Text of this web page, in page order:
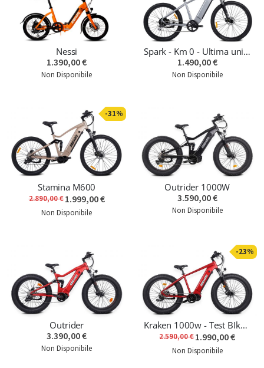
Nessi
1.390,00 €
Non Disponibile
Spark - Km 0 - Ultima unità
1.490,00 €
Non Disponibile
-31%
Stamina M600
2.890,00 €1.999,00 €
Non Disponibile
Outrider 1000W
3.590,00 €
Non Disponibile
Outrider
3.390,00 €
Non Disponibile
-23%
Kraken 1000w - Test BIke < 100km
2.590,00 €1.990,00 €
Non Disponibile